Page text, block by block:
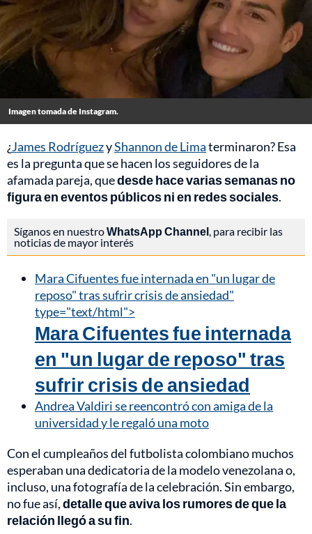
Imagen tomada de Instagram.
¿James RodríguezyShannon de Limaterminaron? Esa
es la pregunta que se hacen los seguidores de la
afamada pareja, quedesde hace varias semanas no
figura en eventos públicos ni en redes sociales.
Síganos en nuestroWhatsApp Channel, para recibir las
noticias de mayor interés
Mara Cifuentes fue internada en "un lugar de
reposo" tras sufrir crisis de ansiedad"
type="text/html">
Mara Cifuentes fue internada
en "un lugar de reposo" tras
sufrir crisis de ansiedad
Andrea Valdiri se reencontró con amiga de la
universidad y le regaló una moto
Con el cumpleaños del futbolista colombiano muchos
esperaban una dedicatoria de la modelo venezolana o,
incluso, una fotografía de la celebración. Sin embargo,
no fue así,detalle que aviva los rumores de que la
relación llegó a su fin.